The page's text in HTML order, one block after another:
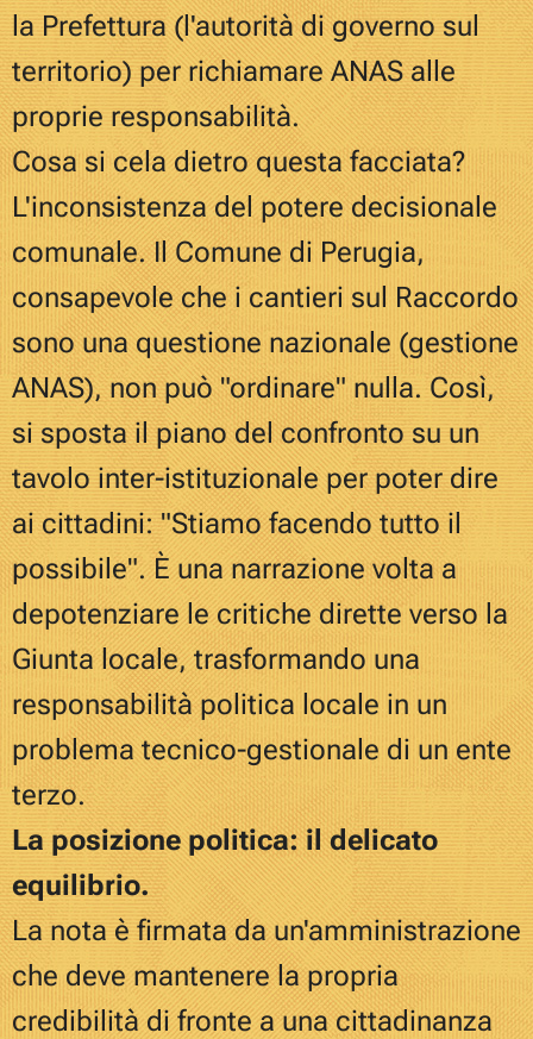
la Prefettura (l'autorità di governo sul
territorio) per richiamare ANAS alle
proprie responsabilità.
Cosa si cela dietro questa facciata?
L'inconsistenza del potere decisionale
comunale. Il Comune di Perugia,
consapevole che i cantieri sul Raccordo
sono una questione nazionale (gestione
ANAS), non può "ordinare" nulla. Così,
si sposta il piano del confronto su un
tavolo inter-istituzionale per poter dire
ai cittadini: "Stiamo facendo tutto il
possibile". È una narrazione volta a
depotenziare le critiche dirette verso la
Giunta locale, trasformando una
responsabilità politica locale in un
problema tecnico-gestionale di un ente
terzo.
La posizione politica: il delicato
equilibrio.
La nota è firmata da un'amministrazione
che deve mantenere la propria
credibilità di fronte a una cittadinanza